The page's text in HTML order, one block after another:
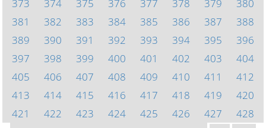
373
374 375 376 377 378 379
380
381
382 383 384 385 386 387
388
389
390 391 392 393 394 395
396
397
398 399 400 401 402 403
404
405
406 407 408 409 410 411
412
413
414 415 416 417 418 419
420
421
422 423 424 425 426 427
428